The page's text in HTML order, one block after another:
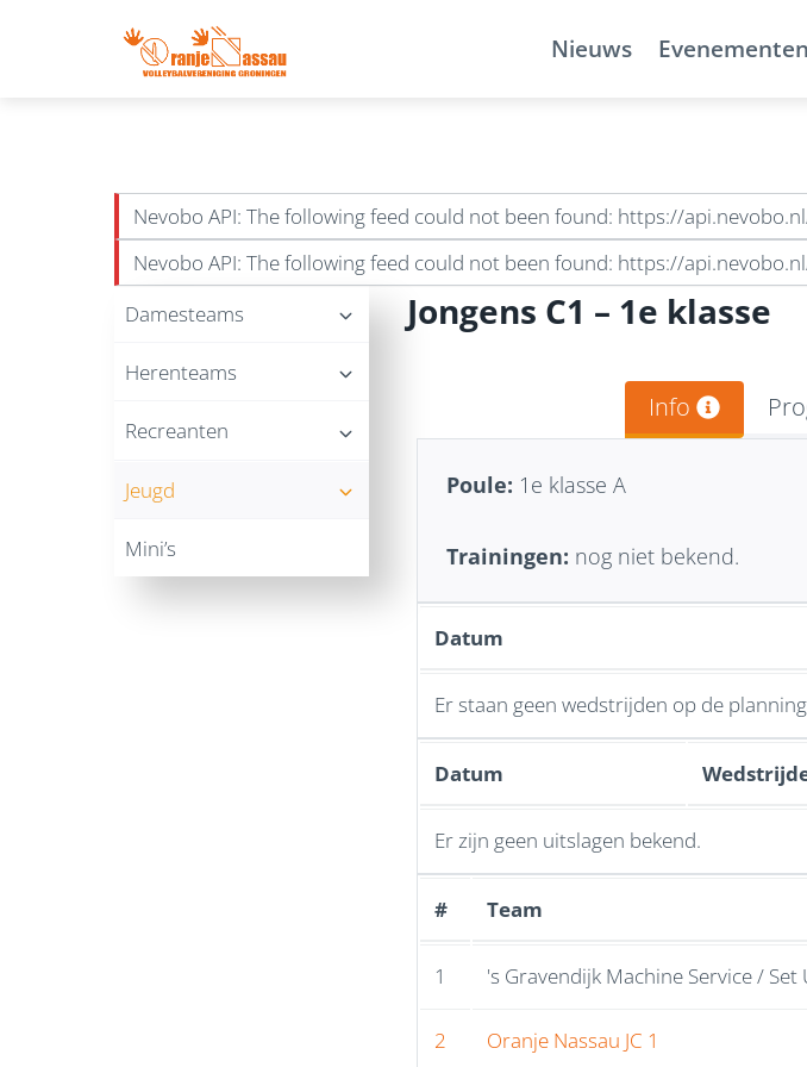
Nieuws Evenementen
Nevobo API: The following feed could not been found: https://
Nevobo API: The following feed could not been found: https://
Damesteams
Herenteams
Recreanten
Jeugd
Mini’s
Jongens C1 – 1e klasse
Info
Poule: 1e klasse A
Trainingen: nog niet bekend.
Datum
Er staan geen wedstrijden op de
Datum
Er zijn geen uitslagen bekend.
# Team
1 's Gravendijk Machine Service / Set
2 Oranje Nassau JC 1